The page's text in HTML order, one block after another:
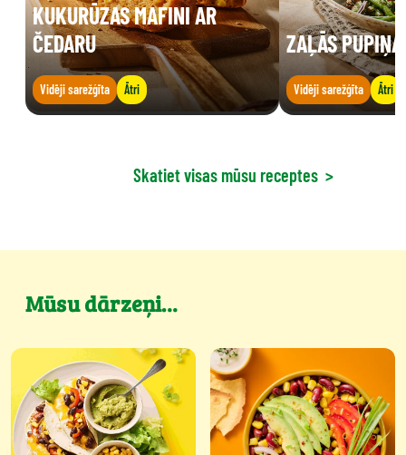
KUKURŪZAS MAFINI AR
ČEDARU
Vidēji sarežģīta Ātri
ZAĻĀS
Vidēji sarežģīta Ātri
Skatiet visas mūsu receptes >
Mūsu dārzeņi…